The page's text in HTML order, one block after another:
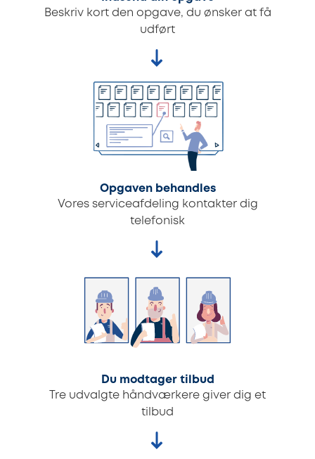
Beskriv kort den opgave, du ønsker at få
udført
Opgaven behandles
Vores serviceafdeling kontakter dig
telefonisk
Du modtager tilbud
Tre udvalgte håndværkere giver dig et
tilbud